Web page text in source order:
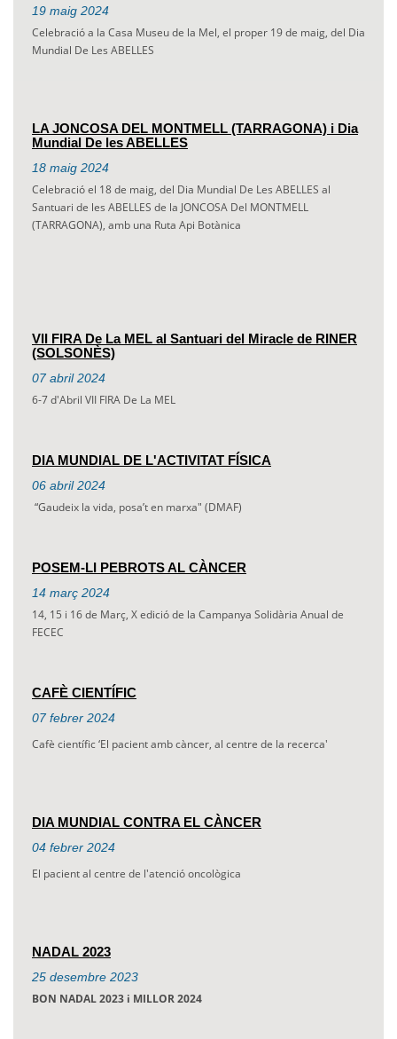
19 maig 2024
Celebració a la Casa Museu de la Mel, el proper 19 de maig, del Dia
Mundial De Les ABELLES
LA JONCOSA DEL MONTMELL (TARRAGONA) i Dia
Mundial De les ABELLES
18 maig 2024
Celebració el 18 de maig, del Dia Mundial De Les ABELLES al
Santuari de les ABELLES de la JONCOSA Del MONTMELL
(TARRAGONA), amb una Ruta Api Botànica
VII FIRA De La MEL al Santuari del Miracle de RINER
(SOLSONÈS)
07 abril 2024
6-7 d'Abril VII FIRA De La MEL
DIA MUNDIAL DE L'ACTIVITAT FÍSICA
06 abril 2024
“Gaudeix la vida, posa’t en marxa" (DMAF)
POSEM-LI PEBROTS AL CÀNCER
14 març 2024
14, 15 i 16 de Març, X edició de la Campanya Solidària Anual de
FECEC
CAFÈ CIENTÍFIC
07 febrer 2024
Cafè científic ‘El pacient amb càncer, al centre de la recerca'
DIA MUNDIAL CONTRA EL CÀNCER
04 febrer 2024
El pacient al centre de l'atenció oncològica
NADAL 2023
25 desembre 2023
BON NADAL 2023 i MILLOR 2024